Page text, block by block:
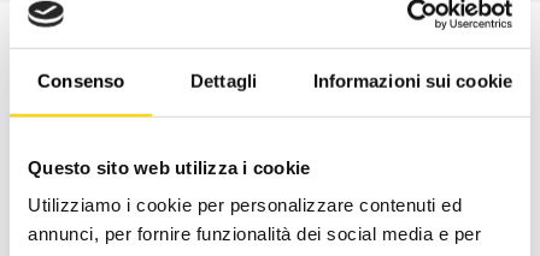
Consenso Dettagli Informazioni sui cookie
Questo sito web utilizza i cookie
Utilizziamo i cookie per personalizzare contenuti ed
annunci, per fornire funzionalità dei social media e per